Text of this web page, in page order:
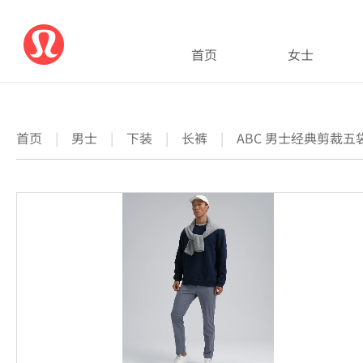
首页 女士
首页 | 男士 | 下装 | 长裤 | ABC 男士经典剪裁